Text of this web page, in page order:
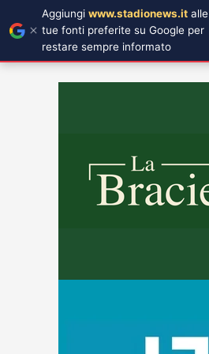
Aggiungi www.stadionews.it alle
tue fonti preferite su Google per
restare sempre informato